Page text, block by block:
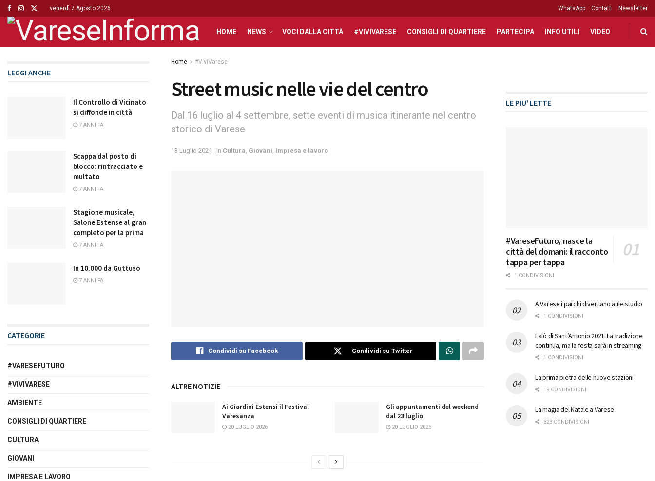
venerdì 7 Agosto 2026 WhatsApp Contatti Newsletter
HOME NEWS VOCI DALLA CITTÀ #VIVIVARESE CONSIGLI DI QUARTIERE PARTECIPA INFO UTILI VIDEO
Home #ViviVarese
Street music nelle vie del centro
Dal 16 luglio al 4 settembre, sette eventi di musica itinerante nel centro
storico di Varese
13 Luglio 2021 in Cultura Giovani Impresa e lavoro
Condividi su Facebook Condividi su Twitter
ALTRE NOTIZIE
Ai Giardini Estensi il Festival
Varesanza
20 LUGLIO 2026
Gli appuntamenti del weekend
dal 23 luglio
20 LUGLIO 2026
LEGGI ANCHE
Il Controllo di Vicinato
si diffonde in città
7 ANNI FA
Scappa dal posto di
blocco: rintracciato e
multato
7 ANNI FA
Stagione musicale,
Salone Estense al gran
completo per la prima
7 ANNI FA
In 10.000 da Guttuso
7 ANNI FA
CATEGORIE
#VARESEFUTURO
#VIVIVARESE
AMBIENTE
CONSIGLI DI QUARTIERE
CULTURA
GIOVANI
IMPRESA E LAVORO
LE PIU' LETTE
#VareseFuturo, nasce la
città del domani: il racconto
tappa per tappa
1 CONDIVISIONI
A Varese i parchi diventano aule studio
1 CONDIVISIONI
Falò di Sant’Antonio 2021. La tradizione
continua, ma la festa sarà in streaming
1 CONDIVISIONI
La prima pietra delle nuove stazioni
19 CONDIVISIONI
La magia del Natale a Varese
323 CONDIVISIONI